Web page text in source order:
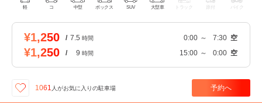
軽 コ 中型 ボックス SUV 大型車 トラック 原付 バイク
¥1,250 / 7.5 時間 0:00 ～ 7:30 空
¥1,250 / 9 時間 15:00 ～ 0:00 空
1061 人がお気に入りの駐車場 予約へ